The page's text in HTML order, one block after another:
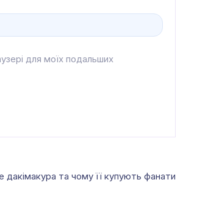
для моїх подальших
дакімакура та чому її купують фанати